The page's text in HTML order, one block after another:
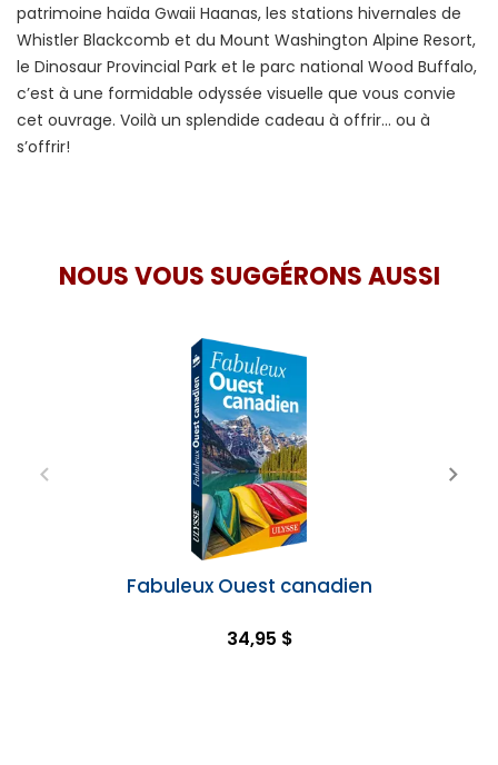
patrimoine haïda Gwaii Haanas, les stations hivernales de
Whistler Blackcomb et du Mount Washington Alpine Resort,
le Dinosaur Provincial Park et le parc national Wood Buffalo,
c’est à une formidable odyssée visuelle que vous convie
cet ouvrage. Voilà un splendide cadeau à offrir… ou à
s’offrir!
NOUS VOUS SUGGÉRONS AUSSI
Fabuleux Ouest canadien
34,95 $